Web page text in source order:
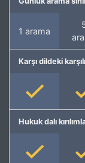
1 arama
Karşı dildeki
Hukuk dalı